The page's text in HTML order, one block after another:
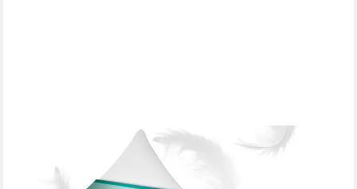
Daunenkissen Daunenkissen Kopfkissen Soft Feeling, Füllung:
50% Daunen 50% Federchen, Bauchposition, Seitenposition,